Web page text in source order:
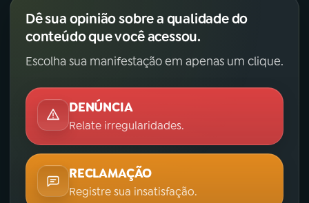
Dê sua opinião sobre a qualidade do
conteúdo que você acessou.
Escolha sua manifestação em apenas um clique.
DENÚNCIA
Relate irregularidades.
RECLAMAÇÃO
Registre sua insatisfação.